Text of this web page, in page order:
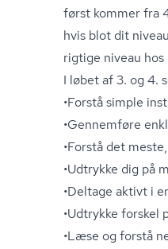
først kommer fra
hvis blot dit
rigtige niveau
I løbet af 3. og 4.
•Forstå simple
•Gennemføre
•Forstå det
•Udtrykke dig på
•Deltage aktivt i
•Udtrykke
•Læse og forstå